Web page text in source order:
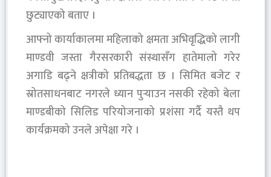
छुट्याएको बताए ।
आफ्नो कार्याकालमा महिलाको क्षमता अभिवृद्धिको लागी
माण्डवी जस्ता गैरसरकारी संस्थासँग हातेमालो गरेर
अगाडि बढ्ने क्षत्रीको प्रतिबद्धता छ । सिमित बजेट र
स्रोतसाधनबाट नगरले ध्यान पुर्‍याउन नसकी रहेको बेला
माण्डबीको सिलिड परियोजनाको प्रशंसा गर्दै यस्तै थप
कार्यक्रमको उनले अपेक्षा गरे ।